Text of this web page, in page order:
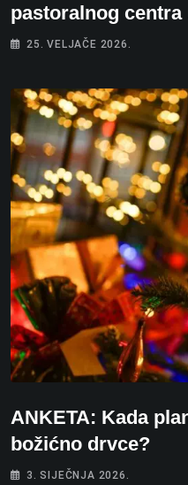
pastoralnog
25. VELJAČE 2026.
ANKETA: Kada
božićno drvce?
3. SIJEČNJA 2026.